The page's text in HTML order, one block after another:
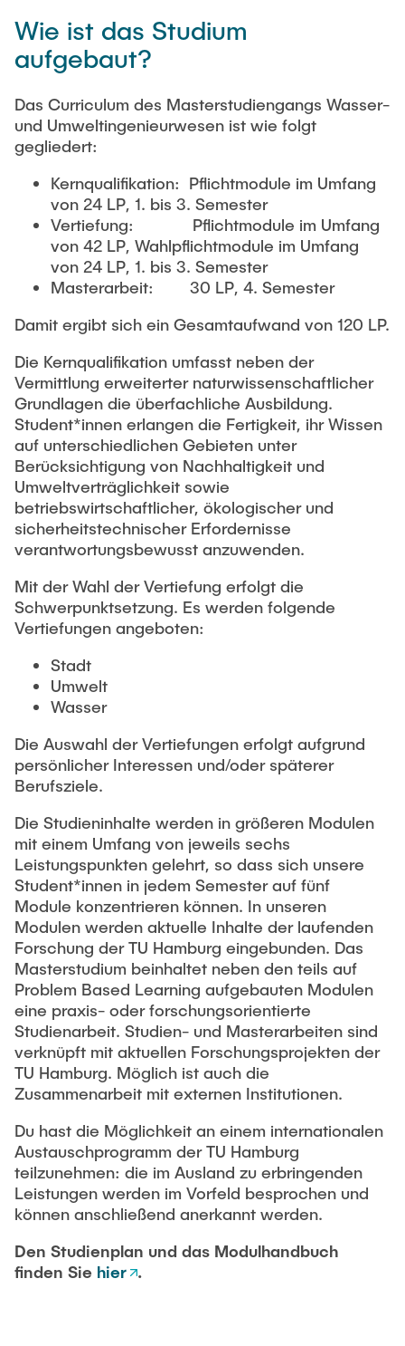
Wie ist das Studium
aufgebaut?
Das Curriculum des Masterstudiengangs Wasser-
und Umweltingenieurwesen ist wie folgt
gegliedert:
Kernqualifikation: Pflichtmodule im Umfang
von 24 LP, 1. bis 3. Semester
Vertiefung: Pflichtmodule im Umfang
von 42 LP, Wahlpflichtmodule im Umfang
von 24 LP, 1. bis 3. Semester
Masterarbeit: 30 LP, 4. Semester
Damit ergibt sich ein Gesamtaufwand von 120 LP.
Die Kernqualifikation umfasst neben der
Vermittlung erweiterter naturwissenschaftlicher
Grundlagen die überfachliche Ausbildung.
Student*innen erlangen die Fertigkeit, ihr Wissen
auf unterschiedlichen Gebieten unter
Berücksichtigung von Nachhaltigkeit und
Umweltverträglichkeit sowie
betriebswirtschaftlicher, ökologischer und
sicherheitstechnischer Erfordernisse
verantwortungsbewusst anzuwenden.
Mit der Wahl der Vertiefung erfolgt die
Schwerpunktsetzung. Es werden folgende
Vertiefungen angeboten:
Stadt
Umwelt
Wasser
Die Auswahl der Vertiefungen erfolgt aufgrund
persönlicher Interessen und/oder späterer
Berufsziele.
Die Studieninhalte werden in größeren Modulen
mit einem Umfang von jeweils sechs
Leistungspunkten gelehrt, so dass sich unsere
Student*innen in jedem Semester auf fünf
Module konzentrieren können. In unseren
Modulen werden aktuelle Inhalte der laufenden
Forschung der TU Hamburg eingebunden. Das
Masterstudium beinhaltet neben den teils auf
Problem Based Learning aufgebauten Modulen
eine praxis- oder forschungsorientierte
Studienarbeit. Studien- und Masterarbeiten sind
verknüpft mit aktuellen Forschungsprojekten der
TU Hamburg. Möglich ist auch die
Zusammenarbeit mit externen Institutionen.
Du hast die Möglichkeit an einem internationalen
Austauschprogramm der TU Hamburg
teilzunehmen: die im Ausland zu erbringenden
Leistungen werden im Vorfeld besprochen und
können anschließend anerkannt werden.
Den Studienplan und das Modulhandbuch
finden Sie hier .